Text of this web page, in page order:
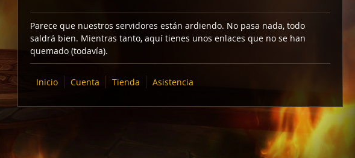
Parece que nuestros servidores están ardiendo. No pasa nada, todo
saldrá bien. Mientras tanto, aquí tienes unos enlaces que no se han
quemado (todavía).
Inicio Cuenta Tienda Asistencia